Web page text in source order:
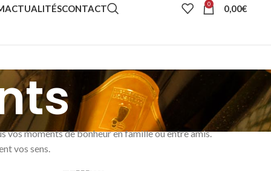
ACTUALITÉSCONTACT 0 0,00€
vos moments de bonheur en famille ou entre amis.
vos sens.